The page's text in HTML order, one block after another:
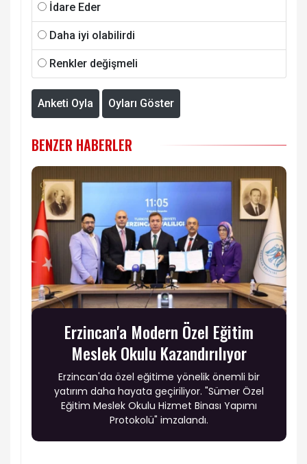
İdare Eder
Daha iyi olabilirdi
Renkler değişmeli
Anketi Oyla Oyları Göster
BENZER HABERLER
Erzincan'a Modern Özel Eğitim
Meslek Okulu Kazandırılıyor
Erzincan'da özel eğitime yönelik önemli bir
yatırım daha hayata geçiriliyor. "Sümer Özel
Eğitim Meslek Okulu Hizmet Binası Yapımı
Protokolü" imzalandı.